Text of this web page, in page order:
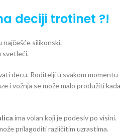
deciji trotinet ?!
silikonski.
svetleći.
decu. Roditelji u svakom momentu
i vožnja se može malo produžiti kada
ima volan koji je podesiv po visini.
prilagoditi različitim uzrastima.